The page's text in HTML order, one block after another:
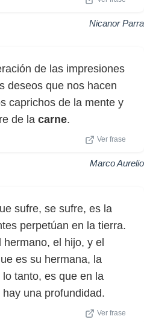
Nicanor Parra
de las impresiones
deseos que nos hacen
caprichos de la mente y
de la carne.
Ver frase
Marco Aurelio
sufre, se sufre, es la
perpetúan en la tierra.
el hijo, y el
es su hermana, la
tanto, es que en la
una profundidad.
Ver frase